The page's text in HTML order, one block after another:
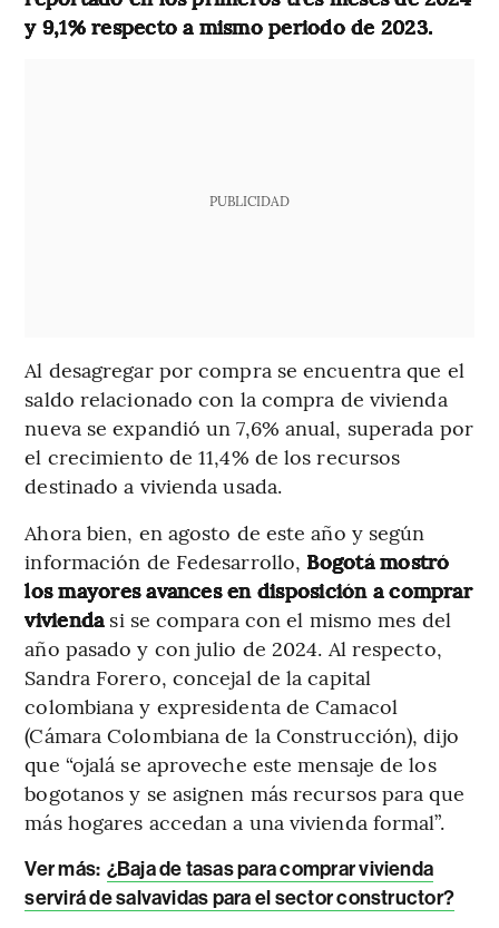
y 9,1% respecto a mismo periodo de 2023.
PUBLICIDAD
Al desagregar por compra se encuentra que el
saldo relacionado con la compra de vivienda
nueva se expandió un 7,6% anual, superada por
el crecimiento de 11,4% de los recursos
destinado a vivienda usada.
Ahora bien, en agosto de este año y según
información de Fedesarrollo, Bogotá mostró
los mayores avances en disposición a comprar
viviendasi se compara con el mismo mes del
año pasado y con julio de 2024. Al respecto,
Sandra Forero, concejal de la capital
colombiana y expresidenta de Camacol
(Cámara Colombiana de la Construcción), dijo
que “ojalá se aproveche este mensaje de los
bogotanos y se asignen más recursos para que
más hogares accedan a una vivienda formal”.
Ver más: ¿Baja de tasas para comprar vivienda
servirá de salvavidas para el sector constructor?